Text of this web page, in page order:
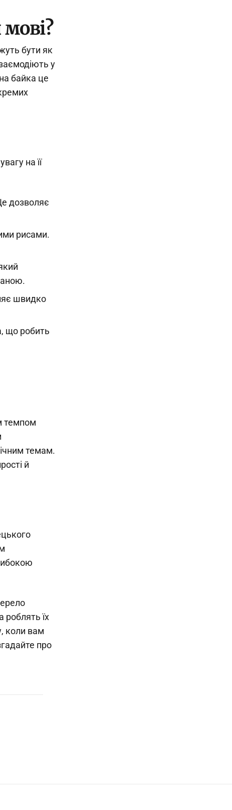
бути як
у
байка це
на її
дозволяє
рисами.
швидко
що робить
темпом
темам.
й
роблять їх
коли вам
про